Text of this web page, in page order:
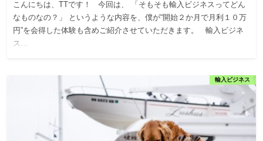
こんにちは、TTです！ 今回は、 「そもそも輸入ビジネスってどん
なものなの？」 というような内容を、僕が“開始２か月で月利１０万
円”を会得した体験も含めご紹介させていただきます。 輸入ビジネ
ス…
輸入ビジネス